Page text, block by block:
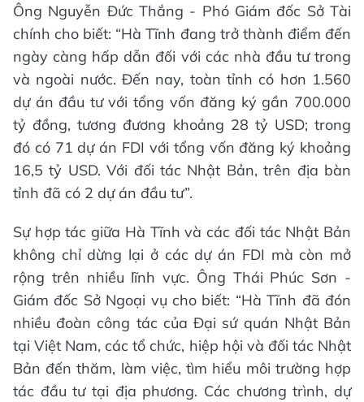
Ông Nguyễn Đức Thắng - Phó Giám đốc Sở Tài
chính cho biết: “Hà Tĩnh đang trở thành điểm đến
ngày càng hấp dẫn đối với các nhà đầu tư trong
và ngoài nước. Đến nay, toàn tỉnh có hơn 1.560
dự án đầu tư với tổng vốn đăng ký gần 700.000
tỷ đồng, tương đương khoảng 28 tỷ USD; trong
đó có 71 dự án FDI với tổng vốn đăng ký khoảng
16,5 tỷ USD. Với đối tác Nhật Bản, trên địa bàn
tỉnh đã có 2 dự án đầu tư”.
Sự hợp tác giữa Hà Tĩnh và các đối tác Nhật Bản
không chỉ dừng lại ở các dự án FDI mà còn mở
rộng trên nhiều lĩnh vực. Ông Thái Phúc Sơn -
Giám đốc Sở Ngoại vụ cho biết: “Hà Tĩnh đã đón
nhiều đoàn công tác của Đại sứ quán Nhật Bản
tại Việt Nam, các tổ chức, hiệp hội và đối tác Nhật
Bản đến thăm, làm việc, tìm hiểu môi trường hợp
tác đầu tư tại địa phương. Các chương trình, dự